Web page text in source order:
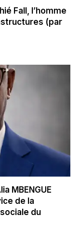
Fall, l’homme
(par
MBENGUE
de la
du